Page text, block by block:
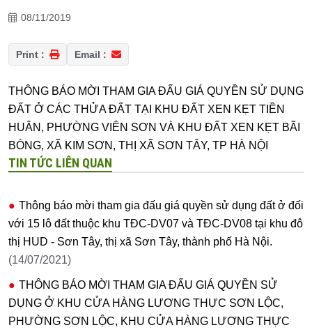
08/11/2019
Print : Email :
THÔNG BÁO MỜI THAM GIA ĐẤU GIÁ QUYỀN SỬ DỤNG
ĐẤT Ở CÁC THỬA ĐẤT TẠI KHU ĐẤT XEN KẸT TIỀN
HUÂN, PHƯỜNG VIÊN SƠN VÀ KHU ĐẤT XEN KẸT BÃI
BÓNG, XÃ KIM SƠN, THỊ XÃ SƠN TÂY, TP HÀ NỘI
TIN TỨC LIÊN QUAN
Thông báo mời tham gia đấu giá quyền sử dụng đất ở đối
với 15 lô đất thuộc khu TĐC-DV07 và TĐC-DV08 tại khu đô
thị HUD - Sơn Tây, thị xã Sơn Tây, thành phố Hà Nội.
(14/07/2021)
THÔNG BÁO MỜI THAM GIA ĐẤU GIÁ QUYỀN SỬ
DỤNG Ở KHU CỬA HÀNG LƯƠNG THỰC SƠN LỘC,
PHƯỜNG SƠN LỘC, KHU CỬA HÀNG LƯƠNG THỰC